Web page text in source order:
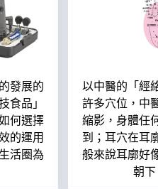
發展的
食品」
何選擇
的運用
活圈為
以中醫的「經
許多穴位，中
縮影，身體任
到；耳穴在耳
般來說耳廓好
朝下